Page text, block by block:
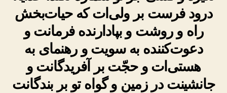
درود فرست بر ولی‌ات که حیات‌بخش
راه و روشت و بپادارنده فرمانت و
دعوت‌کننده به سویت و رهنمای به
هستی‌ات و حجّت بر آفریدگانت و
جانشینت در زمین و گواه تو بر بندگانت